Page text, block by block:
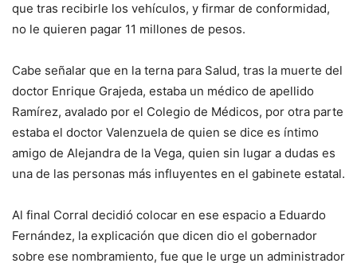
que tras recibirle los vehículos, y firmar de conformidad,
no le quieren pagar 11 millones de pesos.
Cabe señalar que en la terna para Salud, tras la muerte del
doctor Enrique Grajeda, estaba un médico de apellido
Ramírez, avalado por el Colegio de Médicos, por otra parte
estaba el doctor Valenzuela de quien se dice es íntimo
amigo de Alejandra de la Vega, quien sin lugar a dudas es
una de las personas más influyentes en el gabinete estatal.
Al final Corral decidió colocar en ese espacio a Eduardo
Fernández, la explicación que dicen dio el gobernador
sobre ese nombramiento, fue que le urge un administrador